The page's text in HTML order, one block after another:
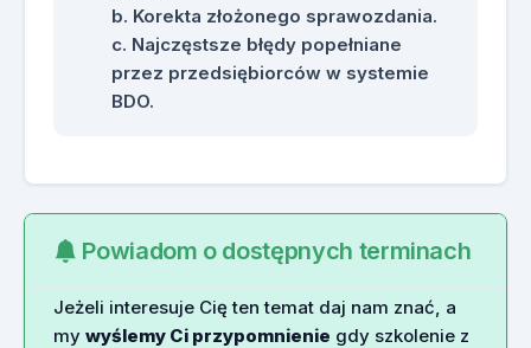
Korekta złożonego sprawozdania.
Najczęstsze błędy popełniane
przez przedsiębiorców w systemie
BDO.
Powiadom o dostępnych terminach
Jeżeli interesuje Cię ten temat daj nam znać, a
my wyślemy Ci przypomnienie gdy szkolenie z